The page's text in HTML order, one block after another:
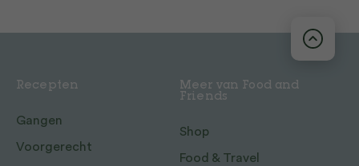
Recepten
Gangen
Voorgerecht
Meer van Food and
Friends
Shop
Food & Travel